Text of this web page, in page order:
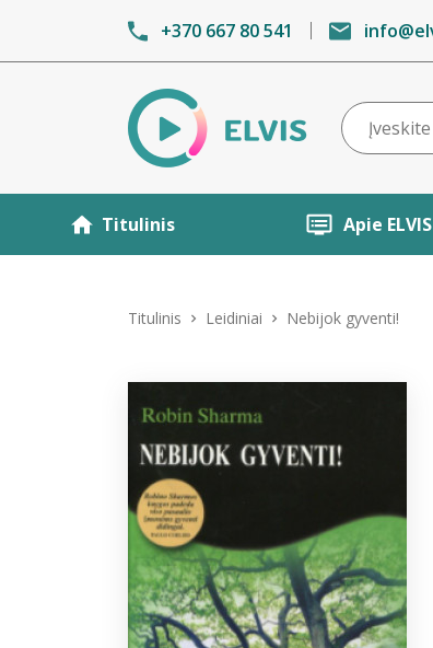
+370 667 80 541
Titulinis Apie ELVIS
Titulinis Leidiniai Nebijok gyventi!